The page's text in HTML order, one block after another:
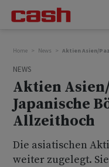
Home News Aktien Asien/
NEWS
Aktien
Japanische
Allzeithoch
Die asiatischen
weiter zugelegt.